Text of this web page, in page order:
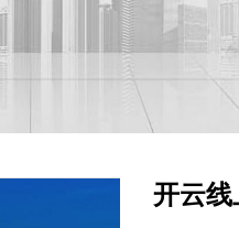
开云线